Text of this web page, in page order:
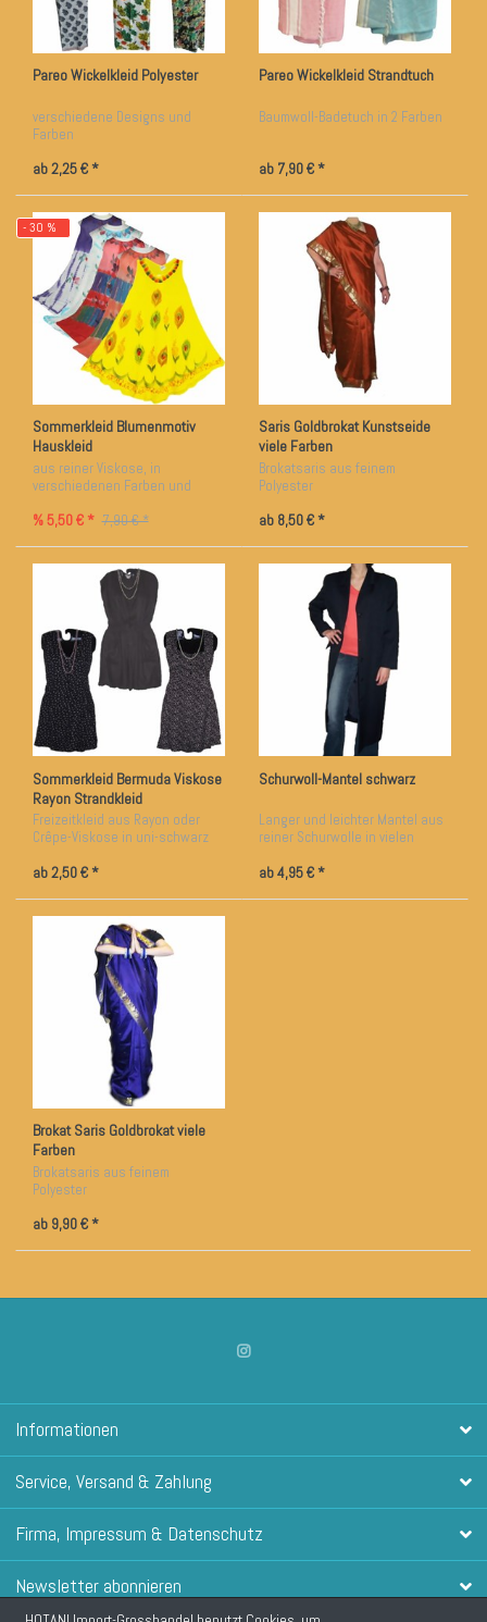
Pareo Wickelkleid Polyester
verschiedene Designs und
Farben
ab 2,25 € *
Pareo Wickelkleid Strandtuch
Baumwoll-Badetuch in 2 Farben
ab 7,90 € *
- 30 %
Sommerkleid Blumenmotiv
Hauskleid
aus reiner Viskose, in
verschiedenen Farben und
% 5,50 € * 7,90 € *
Saris Goldbrokat Kunstseide
viele Farben
Brokatsaris aus feinem
Polyester
ab 8,50 € *
Sommerkleid Bermuda Viskose
Rayon Strandkleid
Freizeitkleid aus Rayon oder
Crêpe-Viskose in uni-schwarz
ab 2,50 € *
Schurwoll-Mantel schwarz
Langer und leichter Mantel aus
reiner Schurwolle in vielen
ab 4,95 € *
Brokat Saris Goldbrokat viele
Farben
Brokatsaris aus feinem
Polyester
ab 9,90 € *
Informationen
Service, Versand & Zahlung
Firma, Impressum & Datenschutz
Newsletter abonnieren